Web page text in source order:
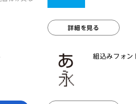
詳細を見る
組込みフォン